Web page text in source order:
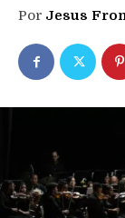
Por Jesus